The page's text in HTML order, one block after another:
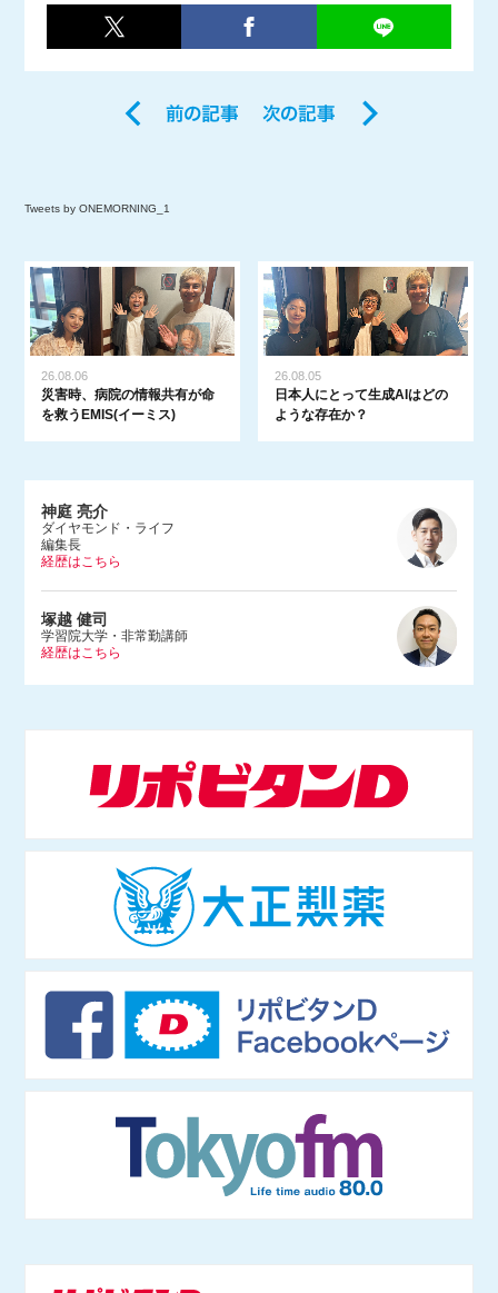
Tweets by ONEMORNING_1
26.08.06
災害時、病院の情報共有が命
を救うEMIS(イーミス)
26.08.05
日本人にとって生成AIはどの
ような存在か？
神庭 亮介
ダイヤモンド・ライフ
編集長
経歴はこちら
1983年、埼玉県生まれ。早稲田大学法学部を卒業後、2005年に朝日
新聞社入社。文化くらし報道部やデジタル編集部で記者をつとめ、2
015年にダンス営業規制問題を追った『ルポ風営法改正 踊れる国の
塚越 健司
学習院大学・非常勤講師
経歴はこちら
ースで読み解くネット社会の歩き方』（出版芸術社）をはじめ、共著
等多数。マスメディアでも積極的に発信し、朝日新 聞論壇委員（202
1年4月〜）もつとめる。